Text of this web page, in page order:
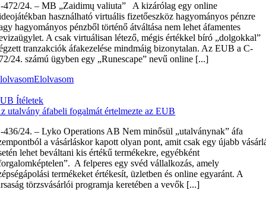
24. – MB „Zaidimų valiuta” A kizárólag egy online
használható virtuális fizetőeszköz hagyományos pénzre
hagyományos pénzből történő átváltása nem lehet áfamentes
A csak virtuálisan létező, mégis értékkel bíró „dolgokkal”
tranzakciók áfakezelése mindmáig bizonytalan. Az EUB a C-
24. számú ügyben egy „Runescape” nevű online [...]
Elolvasom
Ítéletek
utalvány áfabeli fogalmát értelmezte az EUB
24. – Lyko Operations AB Nem minősül „utalványnak” áfa
a vásárláskor kapott olyan pont, amit csak egy újabb
lehet beváltani kis értékű termékekre, egyébként
A felperes egy svéd vállalkozás, amely
termékeket értékesít, üzletben és online egyaránt. A
törzsvásárlói programja keretében a vevők [...]